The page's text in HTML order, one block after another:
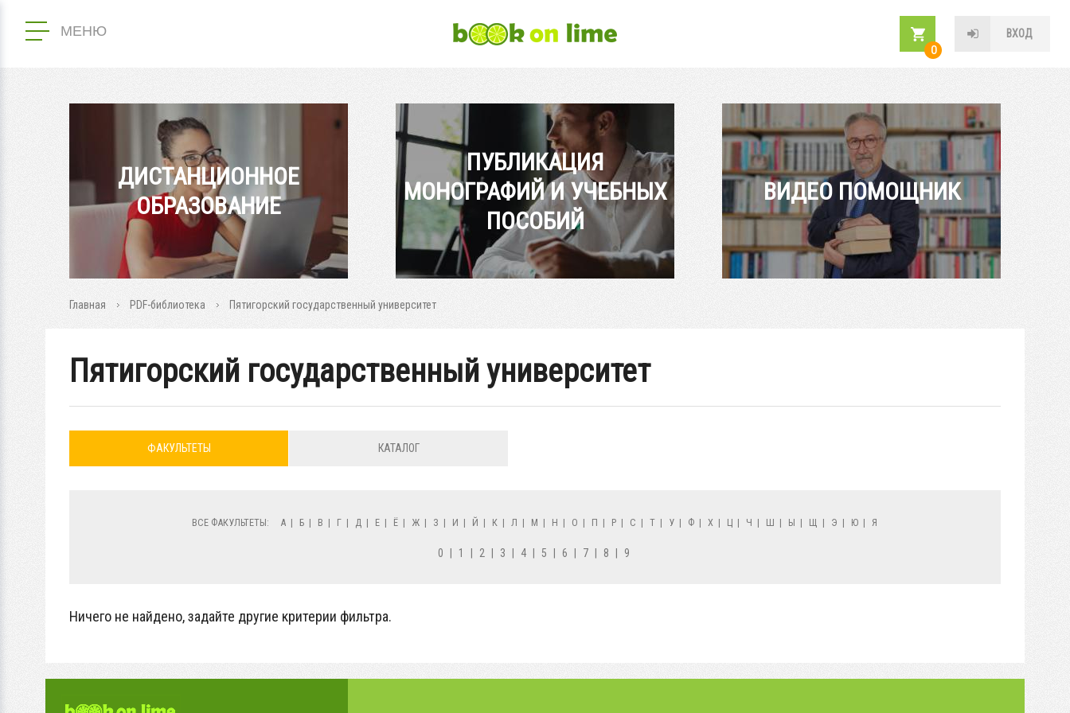
МЕНЮ
ВХОД
0
ДИСТАНЦИОННОЕ
ОБРАЗОВАНИЕ
ПУБЛИКАЦИЯ
МОНОГРАФИЙ И УЧЕБНЫХ
ПОСОБИЙ
ВИДЕО ПОМОЩНИК
Главная PDF-библиотека Пятигорский государственный университет
Пятигорский государственный университет
ФАКУЛЬТЕТЫ КАТАЛОГ
ВСЕ ФАКУЛЬТЕТЫ: А | Б | В | Г | Д | Е | Ё | Ж | З | И | Й | К | Л | М | Н | О | П | Р | С | Т | У | Ф | Х | Ц | Ч | Ш | Ы | Щ | Э | Ю | Я
0 1 2 3 4 5 6 7 8 9
Ничего не найдено, задайте другие критерии фильтра.